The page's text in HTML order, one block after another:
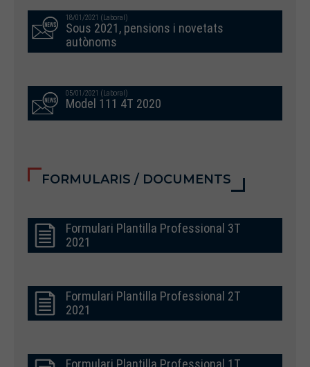
18/01/2021 (Laboral)
Sous 2021, pensions i novetats
autònoms
05/01/2021 (Laboral)
Model 111 4T 2020
FORMULARIS / DOCUMENTS
Formulari Plantilla Professional 3T
2021
Formulari Plantilla Professional 2T
2021
Formulari Plantilla Professional 1T